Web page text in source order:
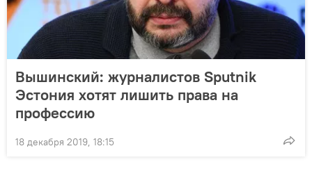
Вышинский: журналистов Sputnik
Эстония хотят лишить права на
профессию
18 декабря 2019, 18:15